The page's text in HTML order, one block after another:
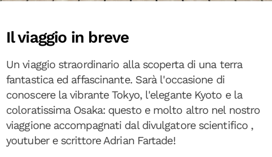
Il viaggio in breve
Un viaggio straordinario alla scoperta di una terra
fantastica ed affascinante. Sarà l'occasione di
conoscere la vibrante Tokyo, l'elegante Kyoto e la
coloratissima Osaka: questo e molto altro nel nostro
viaggione accompagnati dal divulgatore scientifico ,
youtuber e scrittore Adrian Fartade!